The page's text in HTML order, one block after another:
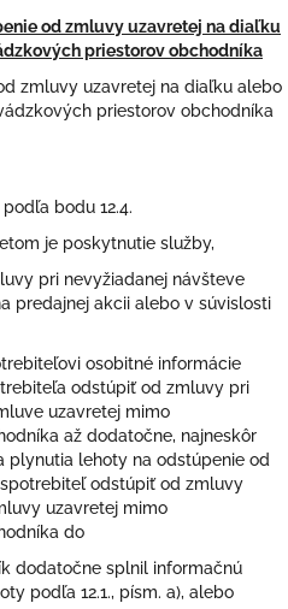
od zmluvy uzavretej na diaľku
priestorov obchodníka
zmluvy uzavretej na diaľku alebo
priestorov obchodníka
bodu 12.4.
je poskytnutie služby,
pri nevyžiadanej návšteve
predajnej akcii alebo v súvislosti
osobitné informácie
odstúpiť od zmluvy pri
uzavretej mimo
až dodatočne, najneskôr
plynutia lehoty na odstúpenie od
odstúpiť od zmluvy
uzavretej mimo
do
dodatočne splnil informačnú
podľa 12.1., písm. a), alebo